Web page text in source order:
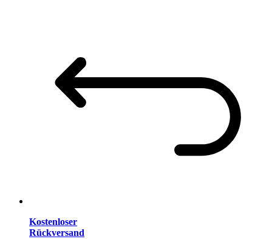
Kostenloser
Rückversand